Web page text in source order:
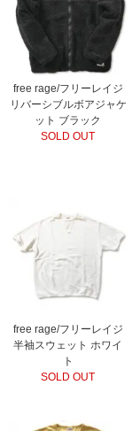
free rage/フリーレイジ
リバーシブルボアジャケ
ット ブラック
SOLD OUT
free rage/フリーレイジ
半袖スウェット ホワイ
ト
SOLD OUT